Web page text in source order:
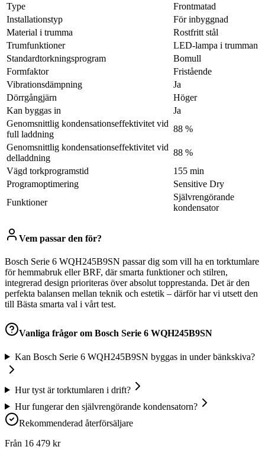
Type
Frontmatad
Installationstyp
För inbyggnad
Material i trumma
Rostfritt stål
Trumfunktioner
LED-lampa i trumman
Standardtorkningsprogram
Bomull
Formfaktor
Fristående
Vibrationsdämpning
Ja
Dörrgångjärn
Höger
Kan byggas in
Ja
Genomsnittlig kondensationseffektivitet vid
full laddning
88 %
Genomsnittlig kondensationseffektivitet vid
delladdning
88 %
Vägd torkprogramstid
155 min
Programoptimering
Sensitive Dry
Funktioner
Självrengörande
kondensator
Vem passar den för?
Bosch Serie 6 WQH245B9SN passar dig som vill ha en torktumlare
för hemmabruk eller BRF, där smarta funktioner och stilren,
integrerad design prioriteras över absolut topprestanda. Det är den
perfekta balansen mellan teknik och estetik – därför har vi utsett den
till Bästa smarta val i vårt test.
Vanliga frågor om Bosch Serie 6 WQH245B9SN
Kan Bosch Serie 6 WQH245B9SN byggas in under bänkskiva?
Hur tyst är torktumlaren i drift?
Hur fungerar den självrengörande kondensatorn?
Rekommenderad återförsäljare
Från 16 479 kr